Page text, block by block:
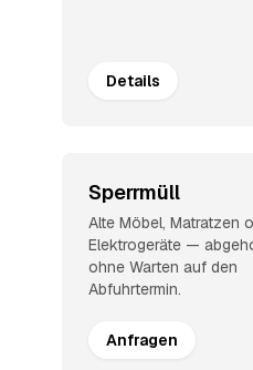
Details
Sperrmüll
Alte Möbel, Matratzen
Elektrogeräte —
ohne Warten auf den
Abfuhrtermin.
Anfragen